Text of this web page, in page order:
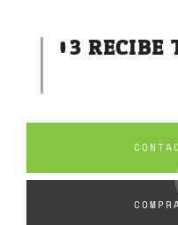
03RECIBE